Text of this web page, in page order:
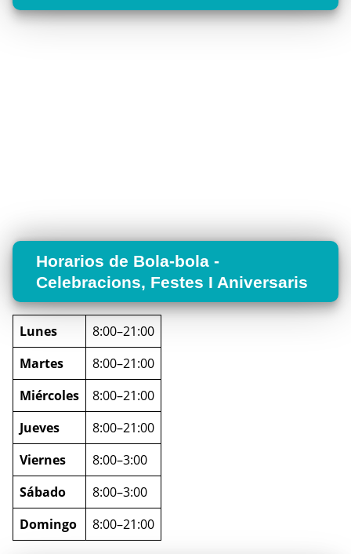
Horarios de Bola-bola -
Celebracions, Festes I Aniversaris
Lunes
8:00–21:00
Martes
8:00–21:00
Miércoles
8:00–21:00
Jueves
8:00–21:00
Viernes
8:00–3:00
Sábado
8:00–3:00
Domingo
8:00–21:00